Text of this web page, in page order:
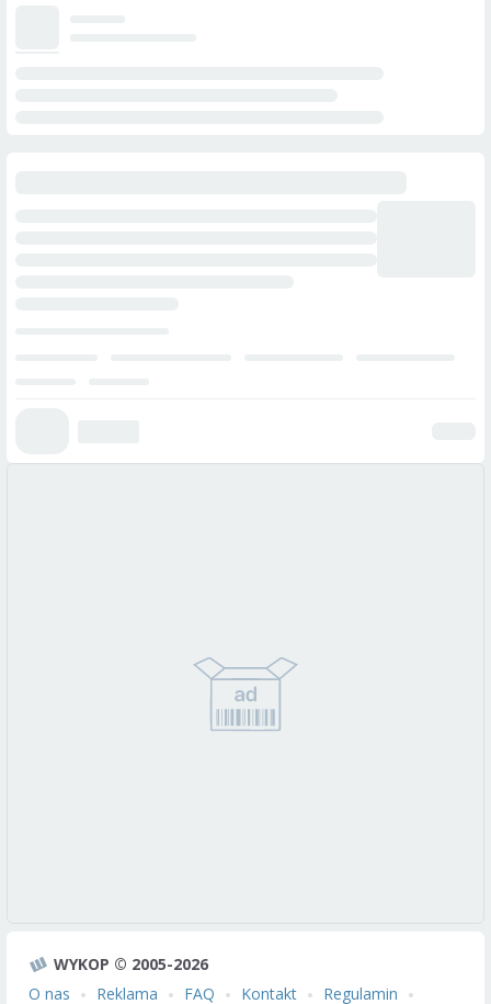
WYKOP © 2005-2026
O nas
Reklama FAQ Kontakt Regulamin